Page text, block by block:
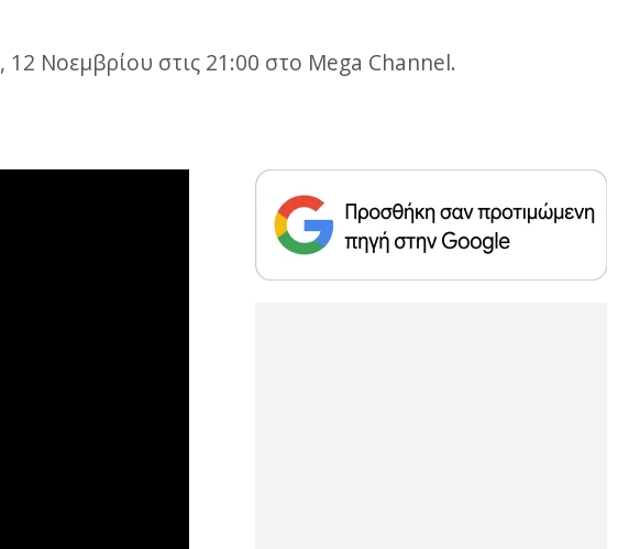
12 Νοεμβρίου στις 21:00 στο Mega Channel.